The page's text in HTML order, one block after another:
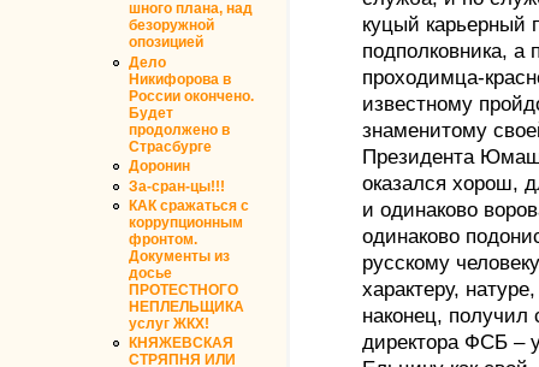
шного плана, над
безоружной
опозицией
Дело
Никифорова в
России окончено.
Будет
продолжено в
Страсбурге
Доронин
За-сран-цы!!!
КАК сражаться с
коррупционным
фронтом.
Документы из
досье
ПРОТЕСТНОГО
НЕПЛЕЛЬЩИКА
услуг ЖКХ!
КНЯЖЕВСКАЯ
СТРЯПНЯ ИЛИ
куцый карьерный
подполковника, а
проходимца-
известному
знаменитому
Президента
оказался хорош,
и одинаково
одинаково
русскому
характеру,
наконец, получил
директора ФСБ –